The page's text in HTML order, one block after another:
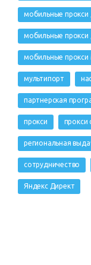
мобильные прокси
мобильные прокси
мобильные прокси
мультипорт
партнерская
прокси прокси
региональная
сотрудничество
Яндекс Директ